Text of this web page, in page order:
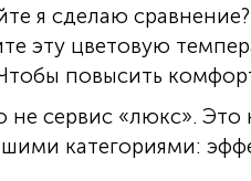
я сделаю
эту цветовую
повысить
сервис «люкс».
категориями: